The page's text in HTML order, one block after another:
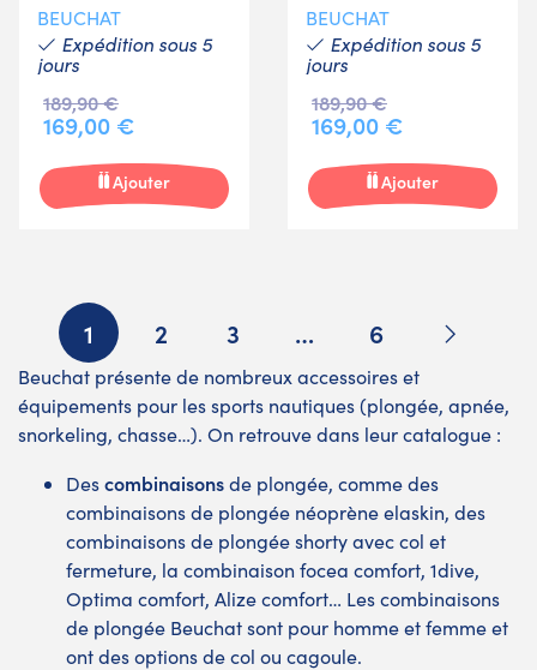
BEUCHAT
Expédition sous 5
jours
189,90 €
169,00 €
Ajouter
BEUCHAT
Expédition sous 5
jours
189,90 €
169,00 €
Ajouter
1 2 3 … 6 Suivant
Beuchat présente de nombreux accessoires et
équipements pour les sports nautiques (plongée, apnée,
snorkeling, chasse…). On retrouve dans leur catalogue :
Descombinaisonsde plongée, comme des
combinaisons de plongée néoprène elaskin, des
combinaisons de plongée shorty avec col et
fermeture, la combinaison focea comfort, 1dive,
Optima comfort, Alize comfort… Les combinaisons
de plongée Beuchat sont pour homme et femme et
ont des options de col ou cagoule.